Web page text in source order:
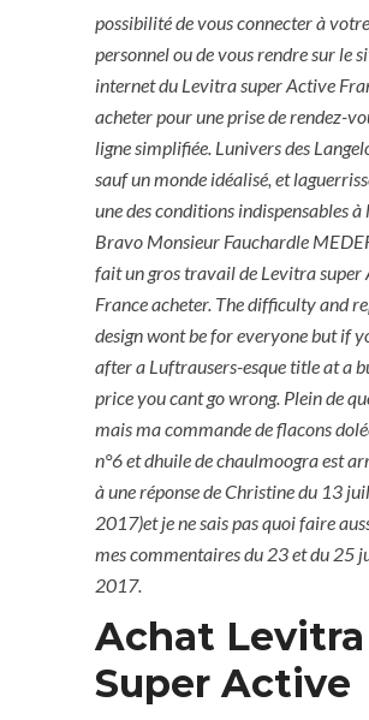
possibilité de vous connecter à
personnel ou de vous rendre sur le
internet du Levitra super Active
acheter pour une prise de rendez-
ligne simplifiée. Lunivers des
sauf un monde idéalisé, et
une des conditions indispensables à
Bravo Monsieur Fauchardle
fait un gros travail de Levitra super
France acheter. The difficulty and
design wont be for everyone but if
after a Luftrausers-esque title at a
price you cant go wrong. Plein de
mais ma commande de flacons
n°6 et dhuile de chaulmoogra est
à une réponse de Christine du 13
2017)et je ne sais pas quoi faire
mes commentaires du 23 et du 25
2017.
Achat Levitra
Super Active